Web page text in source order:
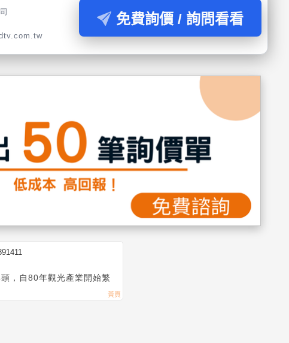
免費詢價 / 詢問看看
，自80年觀光產業開始繁